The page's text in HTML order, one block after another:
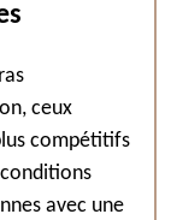
ceux
compétitifs
avec une